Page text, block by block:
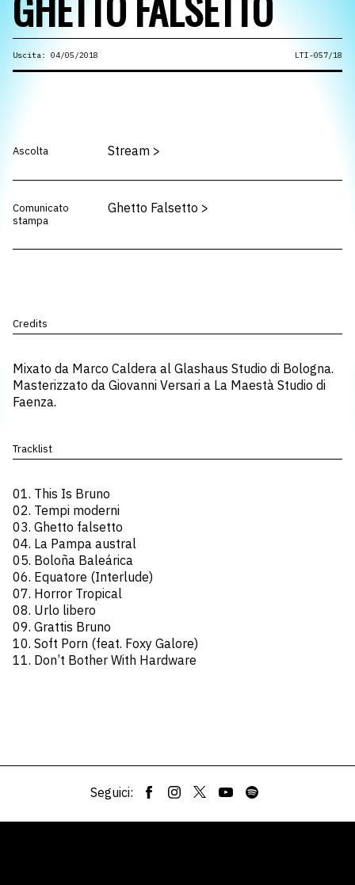
Uscita: 04/05/2018 LTI-057/18
Ascolta Stream >
Comunicato
stampa
Ghetto Falsetto >
Credits
Mixato da Marco Caldera al Glashaus Studio di Bologna.
Masterizzato da Giovanni Versari a La Maestà Studio di
Faenza.
Tracklist
01. This Is Bruno
02. Tempi moderni
03. Ghetto falsetto
04. La Pampa austral
05. Boloña Baleárica
06. Equatore (Interlude)
07. Horror Tropical
08. Urlo libero
09. Grattis Bruno
10. Soft Porn (feat. Foxy Galore)
11. Don’t Bother With Hardware
Seguici: